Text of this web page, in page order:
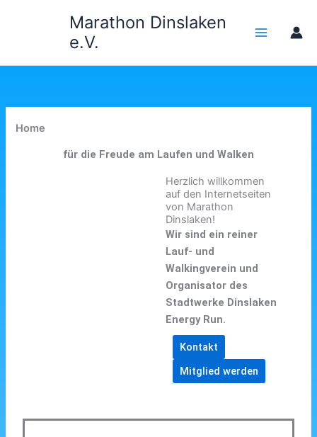
Marathon Dinslaken
e.V.
Home
für die Freude am Laufen und Walken
Herzlich willkommen
auf den Internetseiten
von Marathon
Dinslaken!
Wir sind ein reiner
Lauf- und
Walkingverein und
Organisator des
Stadtwerke Dinslaken
Energy Run.
Kontakt
Mitglied werden